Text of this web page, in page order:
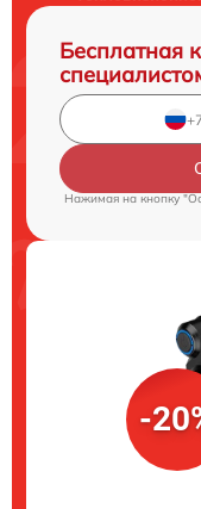
Бесплатная
Нажимая на кнопку
-